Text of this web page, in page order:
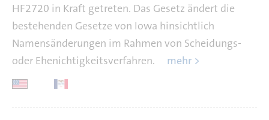
HF2720 in Kraft getreten. Das Gesetz ändert die
bestehenden Gesetze von Iowa hinsichtlich
Namensänderungen im Rahmen von Scheidungs-
oder Ehenichtigkeitsverfahren.
mehr >